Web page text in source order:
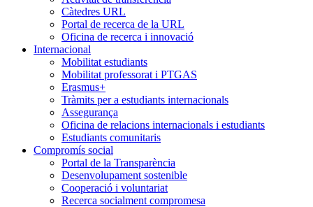
Càtedres URL
Portal de recerca de la URL
Oficina de recerca i innovació
Internacional
Mobilitat estudiants
Mobilitat professorat i PTGAS
Erasmus+
Tràmits per a estudiants internacionals
Assegurança
Oficina de relacions internacionals i estudiants
Estudiants comunitaris
Compromís social
Portal de la Transparència
Desenvolupament sostenible
Cooperació i voluntariat
Recerca socialment compromesa